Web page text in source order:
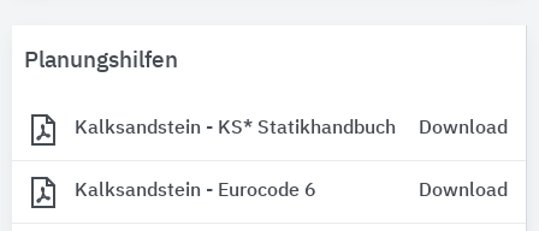
Planungshilfen
Kalksandstein - KS* Statikhandbuch Download
Kalksandstein - Eurocode 6 Download